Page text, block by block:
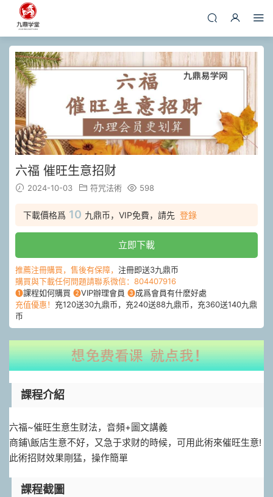
六福 催旺生意招财
2024-10-03 符咒法術 598
下載價格爲 10 九鼎币，VIP免費，請先 登錄
立即下載
推薦注冊購買，售後有保障， 注冊即送3九鼎币
購買與下載任何問題請聯系微信：804407916
❶課程如何購買 ❷VIP辦理會員 ❸成爲會員有什麽好處
充值優惠！ 充120送30九鼎币，充240送88九鼎币，充360送140九鼎
币
課程介紹
六福~催旺生意生财法，音頻+圖文講義
商鋪\飯店生意不好，又急于求财的時候，可用此術來催旺生意!
此術招财效果剛猛，操作簡單​​​​​
課程截圖